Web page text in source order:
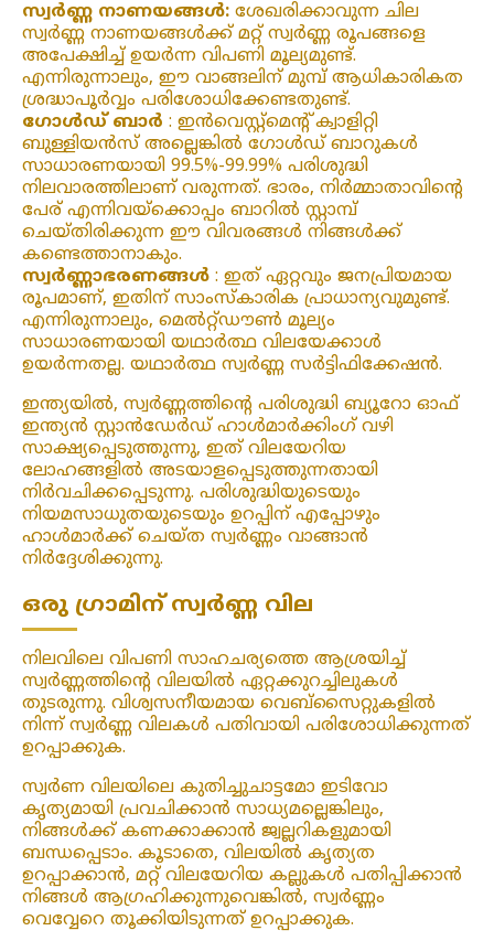
സ്വർണ്ണ നാണയങ്ങൾ: ശേഖരിക്കാവുന്ന ചില
സ്വർണ്ണ നാണയങ്ങൾക്ക് മറ്റ് സ്വർണ്ണ രൂപങ്ങളെ
അപേക്ഷിച്ച് ഉയർന്ന വിപണി മൂല്യമുണ്ട്.
എന്നിരുന്നാലും, ഈ വാങ്ങലിന് മുമ്പ് ആധികാരികത
ശ്രദ്ധാപൂർവ്വം പരിശോധിക്കേണ്ടതുണ്ട്.
ഗോൾഡ് ബാർ : ഇൻവെസ്റ്റ്മെന്റ് ക്വാളിറ്റി
ബുള്ളിയൻസ് അല്ലെങ്കിൽ ഗോൾഡ് ബാറുകൾ
സാധാരണയായി 99.5%-99.99% പരിശുദ്ധി
നിലവാരത്തിലാണ് വരുന്നത്. ഭാരം, നിർമ്മാതാവിന്റെ
പേര് എന്നിവയ്‌ക്കൊപ്പം ബാറിൽ സ്റ്റാമ്പ്
ചെയ്‌തിരിക്കുന്ന ഈ വിവരങ്ങൾ നിങ്ങൾക്ക്
കണ്ടെത്താനാകും.
സ്വർണ്ണാഭരണങ്ങൾ : ഇത് ഏറ്റവും ജനപ്രിയമായ
രൂപമാണ്, ഇതിന് സാംസ്കാരിക പ്രാധാന്യവുമുണ്ട്.
എന്നിരുന്നാലും, മെൽറ്റ്ഡൗൺ മൂല്യം
സാധാരണയായി യഥാർത്ഥ വിലയേക്കാൾ
ഉയർന്നതല്ല. യഥാർത്ഥ സ്വർണ്ണ സർട്ടിഫിക്കേഷൻ.
ഇന്ത്യയിൽ, സ്വർണ്ണത്തിന്റെ പരിശുദ്ധി ബ്യൂറോ ഓഫ്
ഇന്ത്യൻ സ്റ്റാൻഡേർഡ് ഹാൾമാർക്കിംഗ് വഴി
സാക്ഷ്യപ്പെടുത്തുന്നു, ഇത് വിലയേറിയ
ലോഹങ്ങളിൽ അടയാളപ്പെടുത്തുന്നതായി
നിർവചിക്കപ്പെടുന്നു. പരിശുദ്ധിയുടെയും
നിയമസാധുതയുടെയും ഉറപ്പിന് എപ്പോഴും
ഹാൾമാർക്ക് ചെയ്ത സ്വർണ്ണം വാങ്ങാൻ
നിർദ്ദേശിക്കുന്നു.
ഒരു ഗ്രാമിന് സ്വർണ്ണ വില
നിലവിലെ വിപണി സാഹചര്യത്തെ ആശ്രയിച്ച്
സ്വർണ്ണത്തിന്റെ വിലയിൽ ഏറ്റക്കുറച്ചിലുകൾ
തുടരുന്നു. വിശ്വസനീയമായ വെബ്‌സൈറ്റുകളിൽ
നിന്ന് സ്വർണ്ണ വിലകൾ പതിവായി പരിശോധിക്കുന്നത്
ഉറപ്പാക്കുക.
സ്വർണ വിലയിലെ കുതിച്ചുചാട്ടമോ ഇടിവോ
കൃത്യമായി പ്രവചിക്കാൻ സാധ്യമല്ലെങ്കിലും,
നിങ്ങൾക്ക് കണക്കാക്കാൻ ജ്വല്ലറികളുമായി
ബന്ധപ്പെടാം. കൂടാതെ, വിലയിൽ കൃത്യത
ഉറപ്പാക്കാൻ, മറ്റ് വിലയേറിയ കല്ലുകൾ പതിപ്പിക്കാൻ
നിങ്ങൾ ആഗ്രഹിക്കുന്നുവെങ്കിൽ, സ്വർണ്ണം
വെവ്വേറെ തൂക്കിയിടുന്നത് ഉറപ്പാക്കുക.